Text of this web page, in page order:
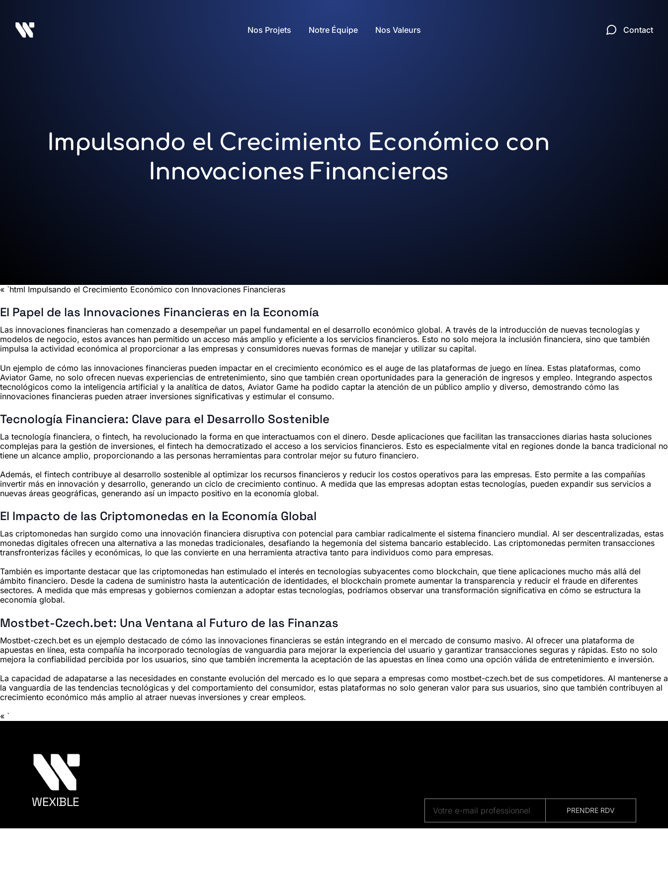
Nos Projets Notre Équipe Nos Valeurs Contact
Impulsando el Crecimiento Económico con
Innovaciones Financieras
« `html Impulsando el Crecimiento Económico con Innovaciones Financieras
El Papel de las Innovaciones Financieras en la Economía
Las innovaciones financieras han comenzado a desempeñar un papel fundamental en el desarrollo económico global. A través de la introducción de nuevas tecnologías y
modelos de negocio, estos avances han permitido un acceso más amplio y eficiente a los servicios financieros. Esto no solo mejora la inclusión financiera, sino que también
impulsa la actividad económica al proporcionar a las empresas y consumidores nuevas formas de manejar y utilizar su capital.
Un ejemplo de cómo las innovaciones financieras pueden impactar en el crecimiento económico es el auge de las plataformas de juego en línea. Estas plataformas, como
Aviator Game, no solo ofrecen nuevas experiencias de entretenimiento, sino que también crean oportunidades para la generación de ingresos y empleo. Integrando aspectos
tecnológicos como la inteligencia artificial y la analítica de datos, Aviator Game ha podido captar la atención de un público amplio y diverso, demostrando cómo las
innovaciones financieras pueden atraer inversiones significativas y estimular el consumo.
Tecnología Financiera: Clave para el Desarrollo Sostenible
La tecnología financiera, o fintech, ha revolucionado la forma en que interactuamos con el dinero. Desde aplicaciones que facilitan las transacciones diarias hasta soluciones
complejas para la gestión de inversiones, el fintech ha democratizado el acceso a los servicios financieros. Esto es especialmente vital en regiones donde la banca tradicional no
tiene un alcance amplio, proporcionando a las personas herramientas para controlar mejor su futuro financiero.
Además, el fintech contribuye al desarrollo sostenible al optimizar los recursos financieros y reducir los costos operativos para las empresas. Esto permite a las compañías
invertir más en innovación y desarrollo, generando un ciclo de crecimiento continuo. A medida que las empresas adoptan estas tecnologías, pueden expandir sus servicios a
nuevas áreas geográficas, generando así un impacto positivo en la economía global.
El Impacto de las Criptomonedas en la Economía Global
Las criptomonedas han surgido como una innovación financiera disruptiva con potencial para cambiar radicalmente el sistema financiero mundial. Al ser descentralizadas, estas
monedas digitales ofrecen una alternativa a las monedas tradicionales, desafiando la hegemonía del sistema bancario establecido. Las criptomonedas permiten transacciones
transfronterizas fáciles y económicas, lo que las convierte en una herramienta atractiva tanto para individuos como para empresas.
También es importante destacar que las criptomonedas han estimulado el interés en tecnologías subyacentes como blockchain, que tiene aplicaciones mucho más allá del
ámbito financiero. Desde la cadena de suministro hasta la autenticación de identidades, el blockchain promete aumentar la transparencia y reducir el fraude en diferentes
sectores. A medida que más empresas y gobiernos comienzan a adoptar estas tecnologías, podríamos observar una transformación significativa en cómo se estructura la
economía global.
Mostbet-Czech.bet: Una Ventana al Futuro de las Finanzas
Mostbet-czech.bet es un ejemplo destacado de cómo las innovaciones financieras se están integrando en el mercado de consumo masivo. Al ofrecer una plataforma de
apuestas en línea, esta compañía ha incorporado tecnologías de vanguardia para mejorar la experiencia del usuario y garantizar transacciones seguras y rápidas. Esto no solo
mejora la confiabilidad percibida por los usuarios, sino que también incrementa la aceptación de las apuestas en línea como una opción válida de entretenimiento e inversión.
La capacidad de adapatarse a las necesidades en constante evolución del mercado es lo que separa a empresas como mostbet-czech.bet de sus competidores. Al mantenerse a
la vanguardia de las tendencias tecnológicas y del comportamiento del consumidor, estas plataformas no solo generan valor para sus usuarios, sino que también contribuyen al
crecimiento económico más amplio al atraer nuevas inversiones y crear empleos.
« `
WEXIBLE
MARKETING
PRENDRE RDV